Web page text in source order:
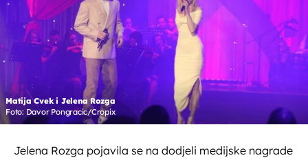
Matija Cvek i Jelena Rozga
Foto: Davor Pongracic/Cropix
Jelena Rozga pojavila se na dodjeli medijske nagrade